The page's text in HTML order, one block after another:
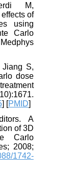
M,
effects of
using
Carlo
Medphys
Jiang S,
dose
] [PMID
A
of 3D
Carlo
2008;
1742-